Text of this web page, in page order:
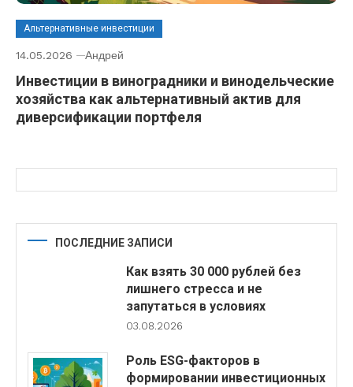
Альтернативные инвестиции
14.05.2026 Андрей
Инвестиции в виноградники и винодельческие
хозяйства как альтернативный актив для
диверсификации портфеля
ПОСЛЕДНИЕ ЗАПИСИ
Как взять 30 000 рублей без
лишнего стресса и не
запутаться в условиях
03.08.2026
Роль ESG-факторов в
формировании инвестиционных